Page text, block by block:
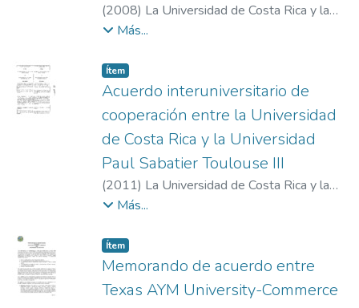
(2008) La Universidad de Costa Rica y la
Universidad de ULM
Más...
Item type:
Ítem,
Acuerdo interuniversitario de
cooperación entre la Universidad
de Costa Rica y la Universidad
Paul Sabatier Toulouse III
(2011) La Universidad de Costa Rica y la
Universidad Paul Sabatier Toulouse III
Más...
Item type:
Ítem,
Memorando de acuerdo entre
Texas AYM University-Commerce